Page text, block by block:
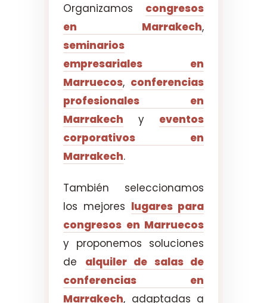
Organizamos congresos
en Marrakech,
seminarios
empresariales en
Marruecos, conferencias
profesionales en
Marrakech y eventos
corporativos en
Marrakech.
También seleccionamos
los mejores lugares para
congresos en Marruecos
y proponemos soluciones
de alquiler de salas de
conferencias en
Marrakech, adaptadas a